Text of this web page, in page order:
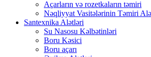
Açarların və rozetkaların təmiri
Nəqliyyat Vasitələrinin Təmiri
Santexnika Alətləri
Su Nasosu Kəlbətinləri
Boru Kəsici
Boru açarı